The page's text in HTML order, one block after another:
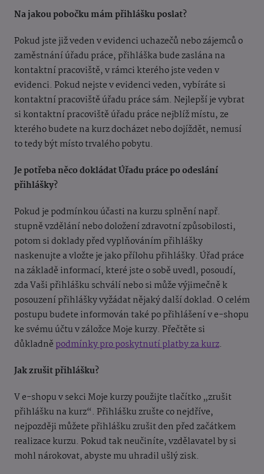
Na jakou pobočku mám přihlášku poslat?
Pokud jste již veden v evidenci uchazečů nebo zájemců o
zaměstnání úřadu práce, přihláška bude zaslána na
kontaktní pracoviště, v rámci kterého jste veden v
evidenci. Pokud nejste v evidenci veden, vybíráte si
kontaktní pracoviště úřadu práce sám. Nejlepší je vybrat
si kontaktní pracoviště úřadu práce nejblíž místu, ze
kterého budete na kurz docházet nebo dojíždět, nemusí
to tedy být místo trvalého pobytu.
Je potřeba něco dokládat Úřadu práce po odeslání
přihlášky?
Pokud je podmínkou účasti na kurzu splnění např.
stupně vzdělání nebo doložení zdravotní způsobilosti,
potom si doklady před vyplňováním přihlášky
naskenujte a vložte je jako přílohu přihlášky. Úřad práce
na základě informací, které jste o sobě uvedl, posoudí,
zda Vaši přihlášku schválí nebo si může výjimečně k
posouzení přihlášky vyžádat nějaký další doklad. O celém
postupu budete informován také po přihlášení v e-shopu
ke svému účtu v záložce Moje kurzy. Přečtěte si
důkladně podmínky pro poskytnutí platby za kurz.
Jak zrušit přihlášku?
V e-shopu v sekci Moje kurzy použijte tlačítko „zrušit
přihlášku na kurz“. Přihlášku zrušte co nejdříve,
nejpozději můžete přihlášku zrušit den před začátkem
realizace kurzu. Pokud tak neučiníte, vzdělavatel by si
mohl nárokovat, abyste mu uhradil ušlý zisk.